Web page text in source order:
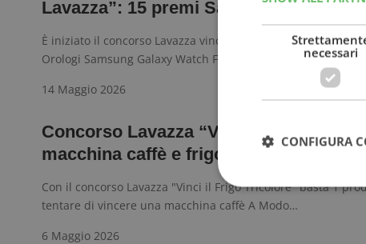
Lavazza”: 15 premi Samsung!
È iniziato il concorso Lavazza vinci smartwatch che mette in
Orologi Samsung Galaxy Watch FE: scopri come partecipare.…
14 Maggio 2026
Concorso Lavazza “Vinci il Frigo
macchina caffè e frigorifero Smeg in
Con il concorso Lavazza "Vinci il Frigo Tricolore" basta 1
tentare di vincere una macchina caffè A Modo…
6 Maggio 2026
necessari
CONFIGURA